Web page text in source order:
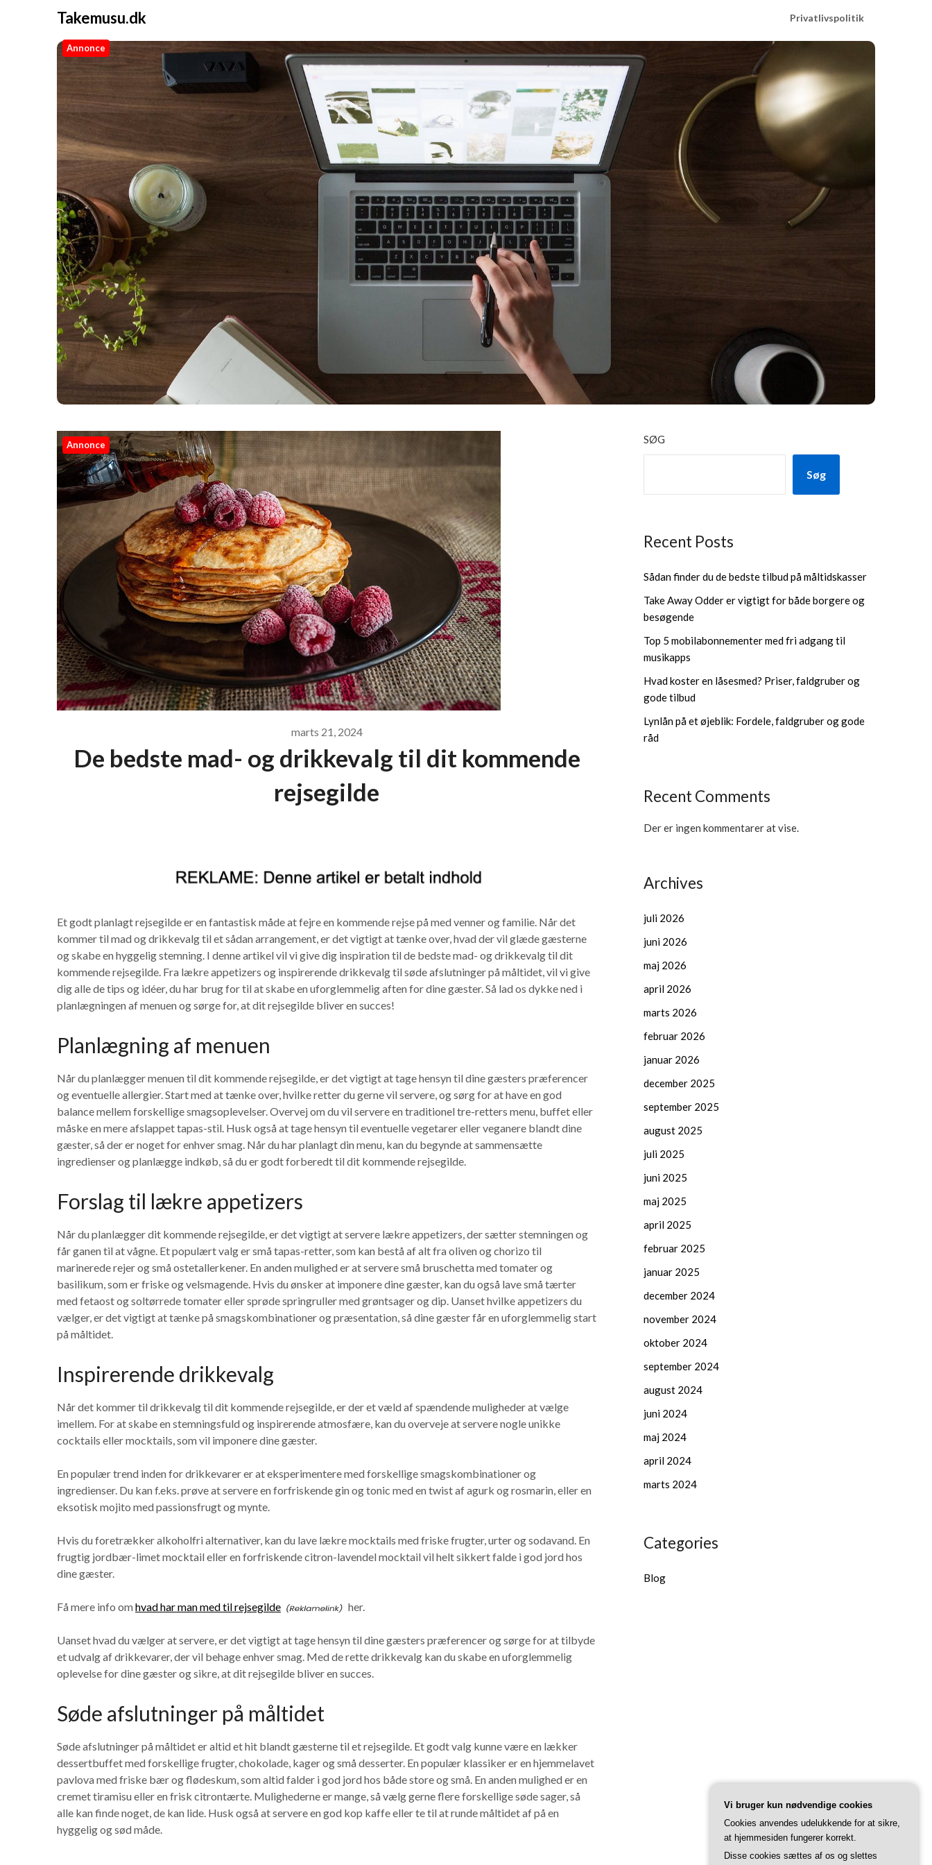
Takemusu.dk Privatlivspolitik
Takemusu.dk
Annonce
Annonce
marts 21, 2024
De bedste mad- og drikkevalg til dit kommende
rejsegilde
Et godt planlagt rejsegilde er en fantastisk måde at fejre en kommende rejse på med venner og familie. Når det
kommer til mad og drikkevalg til et sådan arrangement, er det vigtigt at tænke over, hvad der vil glæde gæsterne
og skabe en hyggelig stemning. I denne artikel vil vi give dig inspiration til de bedste mad- og drikkevalg til dit
kommende rejsegilde. Fra lækre appetizers og inspirerende drikkevalg til søde afslutninger på måltidet, vil vi give
dig alle de tips og idéer, du har brug for til at skabe en uforglemmelig aften for dine gæster. Så lad os dykke ned i
planlægningen af menuen og sørge for, at dit rejsegilde bliver en succes!
Planlægning af menuen
Når du planlægger menuen til dit kommende rejsegilde, er det vigtigt at tage hensyn til dine gæsters præferencer
og eventuelle allergier. Start med at tænke over, hvilke retter du gerne vil servere, og sørg for at have en god
balance mellem forskellige smagsoplevelser. Overvej om du vil servere en traditionel tre-retters menu, buffet eller
måske en mere afslappet tapas-stil. Husk også at tage hensyn til eventuelle vegetarer eller veganere blandt dine
gæster, så der er noget for enhver smag. Når du har planlagt din menu, kan du begynde at sammensætte
ingredienser og planlægge indkøb, så du er godt forberedt til dit kommende rejsegilde.
Forslag til lækre appetizers
Når du planlægger dit kommende rejsegilde, er det vigtigt at servere lækre appetizers, der sætter stemningen og
får ganen til at vågne. Et populært valg er små tapas-retter, som kan bestå af alt fra oliven og chorizo til
marinerede rejer og små ostetallerkener. En anden mulighed er at servere små bruschetta med tomater og
basilikum, som er friske og velsmagende. Hvis du ønsker at imponere dine gæster, kan du også lave små tærter
med fetaost og soltørrede tomater eller sprøde springruller med grøntsager og dip. Uanset hvilke appetizers du
vælger, er det vigtigt at tænke på smagskombinationer og præsentation, så dine gæster får en uforglemmelig start
på måltidet.
Inspirerende drikkevalg
Når det kommer til drikkevalg til dit kommende rejsegilde, er der et væld af spændende muligheder at vælge
imellem. For at skabe en stemningsfuld og inspirerende atmosfære, kan du overveje at servere nogle unikke
cocktails eller mocktails, som vil imponere dine gæster.
En populær trend inden for drikkevarer er at eksperimentere med forskellige smagskombinationer og
ingredienser. Du kan f.eks. prøve at servere en forfriskende gin og tonic med en twist af agurk og rosmarin, eller en
eksotisk mojito med passionsfrugt og mynte.
Hvis du foretrækker alkoholfri alternativer, kan du lave lækre mocktails med friske frugter, urter og sodavand. En
frugtig jordbær-limet mocktail eller en forfriskende citron-lavendel mocktail vil helt sikkert falde i god jord hos
dine gæster.
Få mere info omhvad har man med til rejsegilde her.
Uanset hvad du vælger at servere, er det vigtigt at tage hensyn til dine gæsters præferencer og sørge for at tilbyde
et udvalg af drikkevarer, der vil behage enhver smag. Med de rette drikkevalg kan du skabe en uforglemmelig
oplevelse for dine gæster og sikre, at dit rejsegilde bliver en succes.
Søde afslutninger på måltidet
Søde afslutninger på måltidet er altid et hit blandt gæsterne til et rejsegilde. Et godt valg kunne være en lækker
dessertbuffet med forskellige frugter, chokolade, kager og små desserter. En populær klassiker er en hjemmelavet
pavlova med friske bær og flødeskum, som altid falder i god jord hos både store og små. En anden mulighed er en
cremet tiramisu eller en frisk citrontærte. Mulighederne er mange, så vælg gerne flere forskellige søde sager, så
alle kan finde noget, de kan lide. Husk også at servere en god kop kaffe eller te til at runde måltidet af på en
hyggelig og sød måde.
SØG
Søg
Recent Posts
Sådan finder du de bedste tilbud på måltidskasser
Take Away Odder er vigtigt for både borgere og
besøgende
Top 5 mobilabonnementer med fri adgang til
musikapps
Hvad koster en låsesmed? Priser, faldgruber og
gode tilbud
Lynlån på et øjeblik: Fordele, faldgruber og gode
råd
Recent Comments
Der er ingen kommentarer at vise.
Archives
juli 2026
juni 2026
maj 2026
april 2026
marts 2026
februar 2026
januar 2026
december 2025
september 2025
august 2025
juli 2025
juni 2025
maj 2025
april 2025
februar 2025
januar 2025
december 2024
november 2024
oktober 2024
september 2024
august 2024
juni 2024
maj 2024
april 2024
marts 2024
Categories
Blog
Vi bruger kun nødvendige cookies
Cookies anvendes udelukkende for at sikre,
at hjemmesiden fungerer korrekt.
Disse cookies sættes af os og slettes